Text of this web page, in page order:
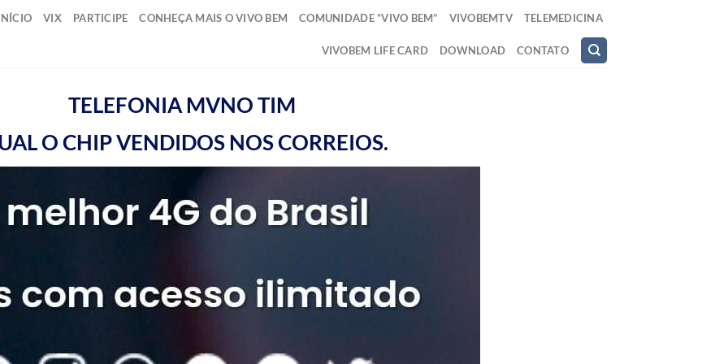
VIX PARTICIPE CONHEÇA MAIS O VIVO BEM COMUNIDADE “VIVO BEM” VIVOBEMTV TELEMEDICINA
VIVOBEM LIFE CARD DOWNLOAD CONTATO
TELEFONIA MVNO TIM
O CHIP VENDIDOS NOS CORREIOS.